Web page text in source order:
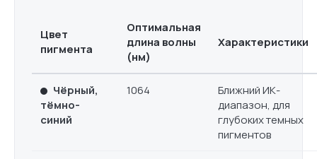
Цвет
пигмента
Оптимальная
длина волны
(нм)
Характеристики
Чёрный,
тёмно-
синий
1064
Ближний ИК-
диапазон, для
глубоких темных
пигментов